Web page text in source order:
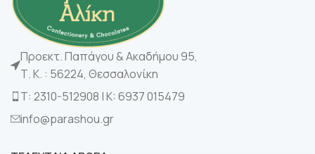
Προεκτ. Παπάγου & Ακαδήμου 95,
Τ. Κ. : 56224, Θεσσαλονίκη
Τ: 2310-512908 | K: 6937 015479
info@parashou.gr